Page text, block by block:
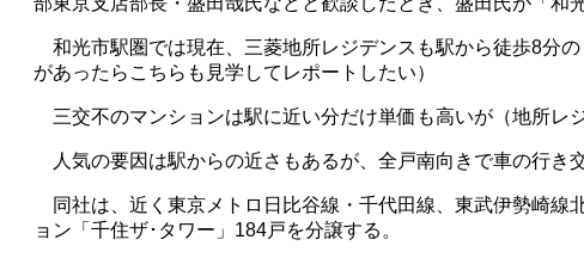
和光市駅圏では現在、三菱地所レジデンスも駅から徒歩8分の
があったらこちらも見学してレポートしたい）
三交不のマンションは駅に近い分だけ単価も高いが（地所レ
人気の要因は駅からの近さもあるが、全戸南向きで車の行き
同社は、近く東京メトロ日比谷線・千代田線、東武伊勢崎線
ョン「千住ザ･タワー」 184戸を分譲する。